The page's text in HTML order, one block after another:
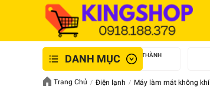
DANH MỤCGIAO NHANH NỘI THÀNH
An Toàn - Tận Tâm
Trang Chủ Điện lạnh Máy làm mát không khí